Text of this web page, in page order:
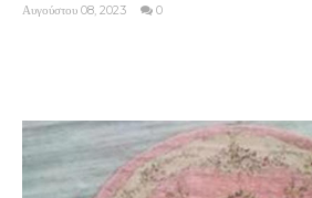
Αυγούστου 08, 2023 0